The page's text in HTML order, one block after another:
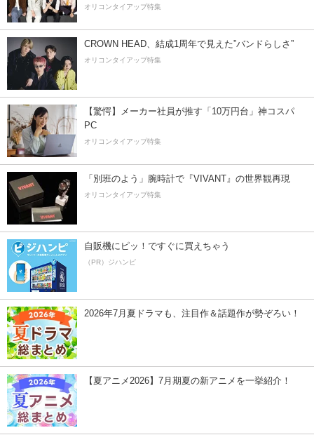
オリコンタイアップ特集
CROWN HEAD、結成1周年で見えた”バンドらしさ”
オリコンタイアップ特集
【驚愕】メーカー社員が推す「10万円台」神コスパ
PC
オリコンタイアップ特集
「別班のよう」腕時計で『VIVANT』の世界観再現
オリコンタイアップ特集
自販機にピッ！ですぐに買えちゃう
（PR）ジハンピ
2026年7月夏ドラマも、注目作＆話題作が勢ぞろい！
【夏アニメ2026】7月期夏の新アニメを一挙紹介！